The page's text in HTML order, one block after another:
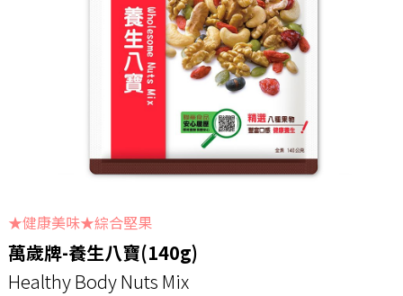
★健康美味★綜合堅果
萬歲牌-養生八寶(140g)
Healthy Body Nuts Mix